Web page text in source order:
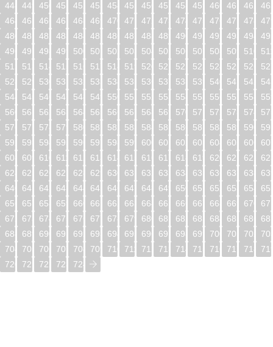
448
449 450 451 452 453 454 455 456 457 458 459 460 461 462
464
465 466 467 468 469 470 471 472 473 474 475 476 477 478
480
481 482 483 484 485 486 487 488 489 490 491 492 493 494
496
497 498 499 500 501 502 503 504 505 506 507 508 509 510
512
513 514 515 516 517 518 519 520 521 522 523 524 525 526
528
529 530 531 532 533 534 535 536 537 538 539 540 541 542
544
545 546 547 548 549 550 551 552 553 554 555 556 557 558
560
561 562 563 564 565 566 567 568 569 570 571 572 573 574
576
577 578 579 580 581 582 583 584 585 586 587 588 589 590
592
593 594 595 596 597 598 599 600 601 602 603 604 605 606
608
609 610 611 612 613 614 615 616 617 618 619 620 621 622
624
625 626 627 628 629 630 631 632 633 634 635 636 637 638
640
641 642 643 644 645 646 647 648 649 650 651 652 653 654
656
657 658 659 660 661 662 663 664 665 666 667 668 669 670
672
673 674 675 676 677 678 679 680 681 682 683 684 685 686
688
689 690 691 692 693 694 695 696 697 698 699 700 701 702
704
705 706 707 708 709 710 711 712 713 714 715 716 717 718
720
721 722 723 724